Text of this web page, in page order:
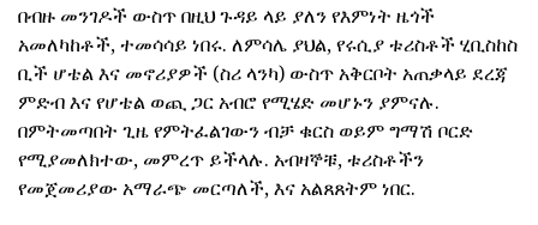
በብዙ መንገዶች ውስጥ በዚህ ጉዳይ ላይ ያለን የእምነት ዜጎች
አመለካከቶች, ተመሳሳይ ነበሩ. ለምሳሌ ያህል, የሩሲያ ቱሪስቶች ሂቢስከስ
ቢች ሆቴል እና መኖሪያዎች (ስሪ ላንካ) ውስጥ አቅርቦት አጠቃላይ ደረጃ
ምድብ እና የሆቴል ወጪ ጋር አብሮ የሚሄድ መሆኑን ያምናሉ.
በምትመጣበት ጊዜ የምትፈልገውን ብቻ ቁርስ ወይም ግማሽ ቦርድ
የሚያመለክተው, መምረጥ ይችላሉ. አብዛኞቹ, ቱሪስቶችን
የመጀመሪያው አማራጭ መርጣለች, እና አልጸጸትም ነበር.